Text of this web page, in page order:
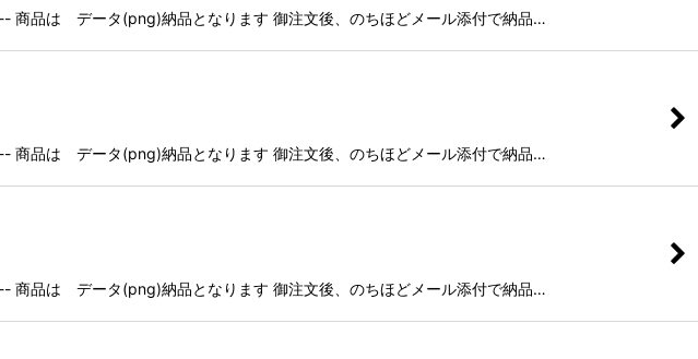
データ(png)納品となります 御注文後、のちほどメール添付で納品…
データ(png)納品となります 御注文後、のちほどメール添付で納品…
データ(png)納品となります 御注文後、のちほどメール添付で納品…